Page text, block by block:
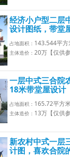
经济小户型二层
设计图纸，带堂
占地面积： 143.544平方
主体造价： 20万【仅供参
一层中式三合院
18米带堂屋设计
占地面积： 165.72平方米
主体造价： 13万【仅供参
新农村中式一层
计图，喜欢合院